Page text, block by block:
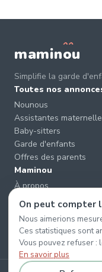
maminou
Simplifie la garde
Toutes nos
Nounous
Assistantes
Baby-sitters
Garde d'enfants
Offres des parents
Maminou
À propos
Nous contacter
Éviter les arnaques
CGU & CGV
Confidentialité
On peut compter
Nous aimerions
Ces statistiques sont
Vous pouvez refuser :
En savoir plus